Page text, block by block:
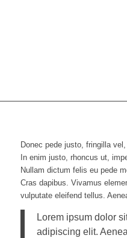
Donec pede justo, fringilla
In enim justo, rhoncus ut,
Nullam dictum felis eu pede
Cras dapibus. Vivamus
vulputate eleifend tellus.
Lorem ipsum dolor
adipiscing elit.